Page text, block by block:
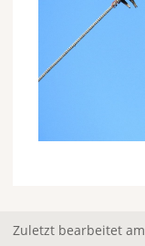
Zuletzt bearbeitet am